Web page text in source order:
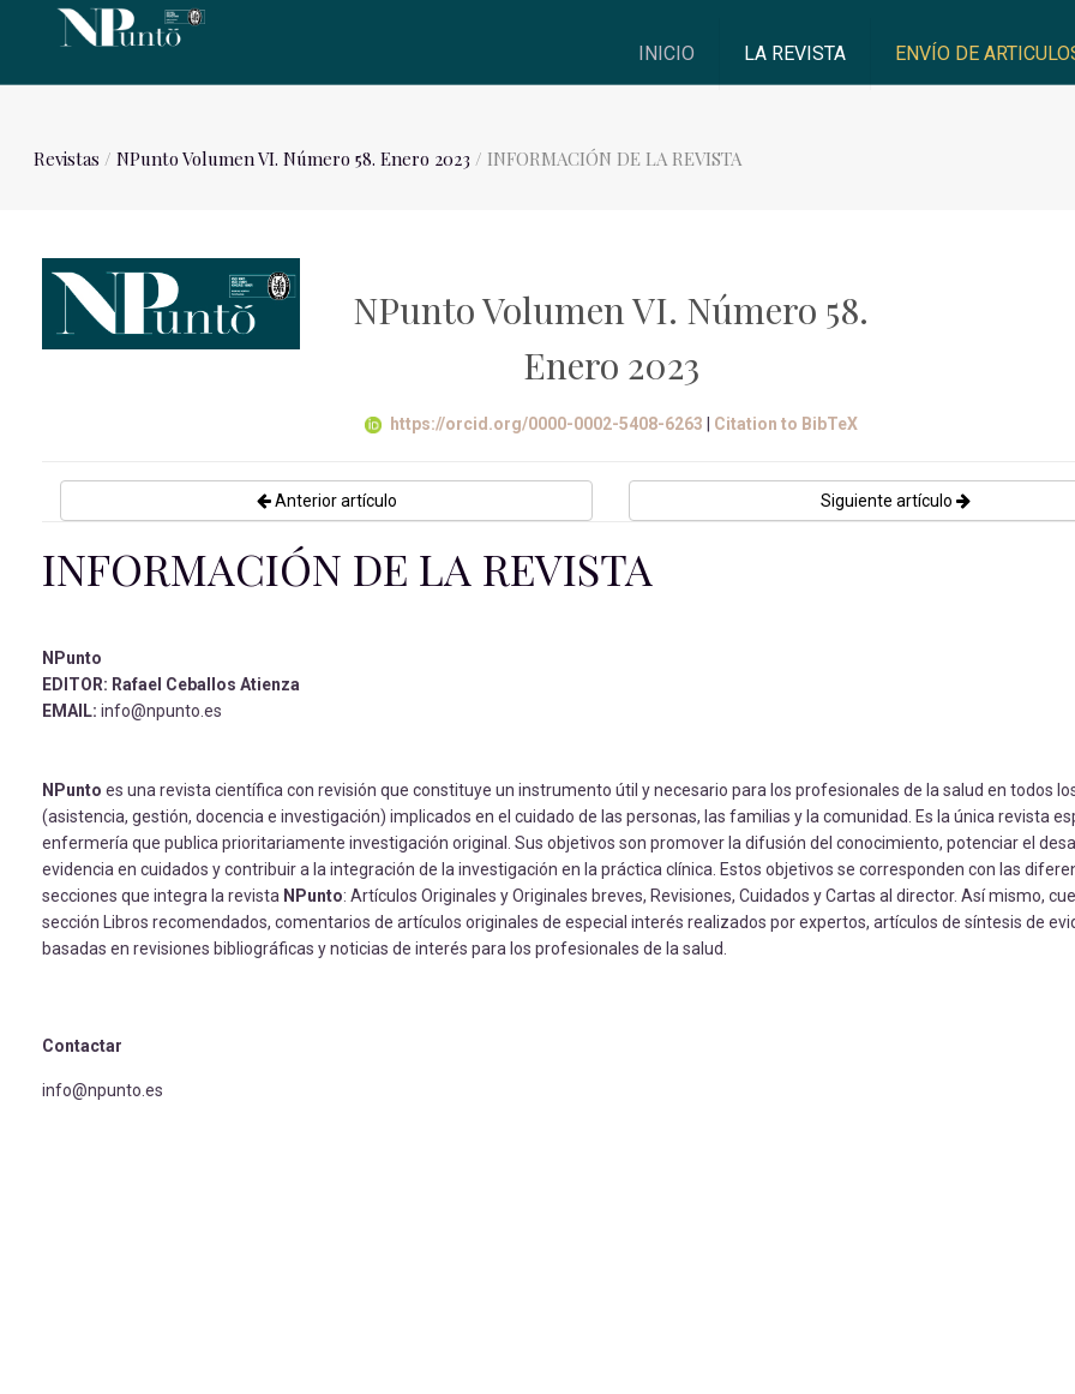
INICIO LA REVISTA ENVÍO DE
Revistas /NPunto Volumen VI. Número 58. Enero 2023 / INFORMACIÓN DE LA REVISTA
NPunto Volumen VI. Número 58.
Enero 2023
https://orcid.org/0000-0002-5408-6263 Citation to BibTeX
Anterior artículo Siguiente artículo
INFORMACIÓN DE LA REVISTA
NPunto
EDITOR: Rafael Ceballos Atienza
EMAIL: info@npunto.es
NPunto es una revista científica con revisión que constituye un instrumento útil y necesario para los profesionales de la salud en todos
(asistencia, gestión, docencia e investigación) implicados en el cuidado de las personas, las familias y la comunidad. Es la única revista
enfermería que publica prioritariamente investigación original. Sus objetivos son promover la difusión del conocimiento, potenciar el
evidencia en cuidados y contribuir a la integración de la investigación en la práctica clínica. Estos objetivos se corresponden con las
secciones que integra la revista NPunto: Artículos Originales y Originales breves, Revisiones, Cuidados y Cartas al director. Así mismo,
sección Libros recomendados, comentarios de artículos originales de especial interés realizados por expertos, artículos de síntesis de
basadas en revisiones bibliográficas y noticias de interés para los profesionales de la salud.
Contactar
info@npunto.es